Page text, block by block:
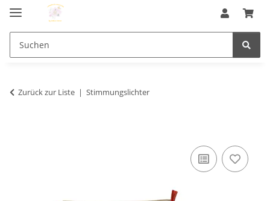
Zurück zur Liste Stimmungslichter